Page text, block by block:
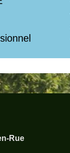
Rue